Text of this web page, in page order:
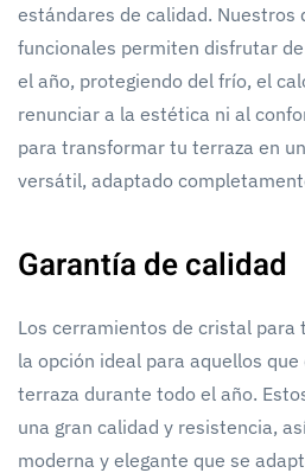
estándares de calidad. Nuestros
funcionales permiten disfrutar
el año, protegiendo del frío, el
renunciar a la estética ni al
para transformar tu terraza en
versátil, adaptado
Garantía de calidad
Los cerramientos de cristal para
la opción ideal para aquellos
terraza durante todo el año.
una gran calidad y resistencia,
moderna y elegante que se